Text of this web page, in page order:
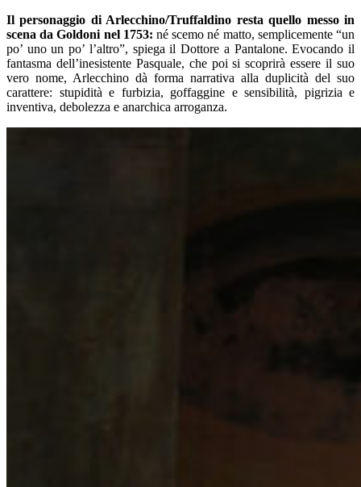
Il personaggio di Arlecchino/Truffaldino resta quello messo in
scena da Goldoni nel 1753: né scemo né matto, semplicemente “un
po’ uno un po’ l’altro”, spiega il Dottore a Pantalone. Evocando il
fantasma dell’inesistente Pasquale, che poi si scoprirà essere il suo
vero nome, Arlecchino dà forma narrativa alla duplicità del suo
carattere: stupidità e furbizia, goffaggine e sensibilità, pigrizia e
inventiva, debolezza e anarchica arroganza.